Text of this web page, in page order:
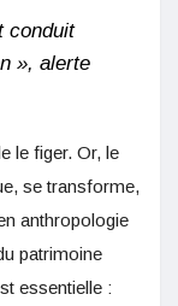
conduit
», alerte
le figer. Or, le
se transforme,
anthropologie
patrimoine
essentielle :